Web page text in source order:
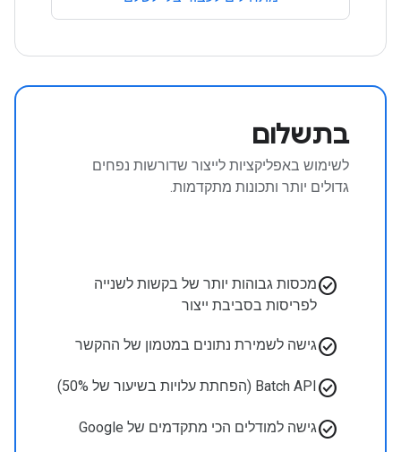
בתשלום
לשימוש באפליקציות לייצור שדורשות נפחים
גדולים יותר ותכונות מתקדמות.
check_circleמכסות גבוהות יותר של בקשות לשנייה
לפריסות בסביבת ייצור
check_circleגישה לשמירת נתונים במטמון של ההקשר
check_circleBatch API (הפחתת עלויות בשיעור של 50%)
check_circleגישה למודלים הכי מתקדמים של Google